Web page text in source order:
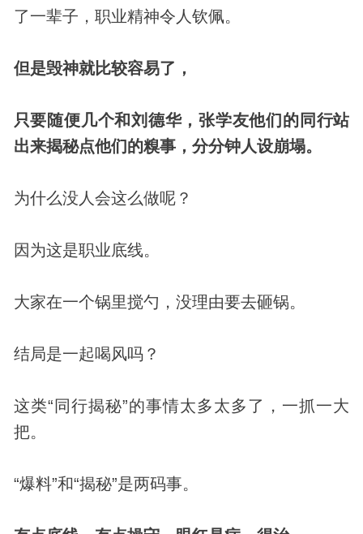
了一辈子，职业精神令人钦佩。
但是毁神就比较容易了，
只要随便几个和刘德华，张学友他们的同行站
出来揭秘点他们的糗事，分分钟人设崩塌。
为什么没人会这么做呢？
因为这是职业底线。
大家在一个锅里搅勺，没理由要去砸锅。
结局是一起喝风吗？
这类“同行揭秘”的事情太多太多了，一抓一大
把。
“爆料”和“揭秘”是两码事。